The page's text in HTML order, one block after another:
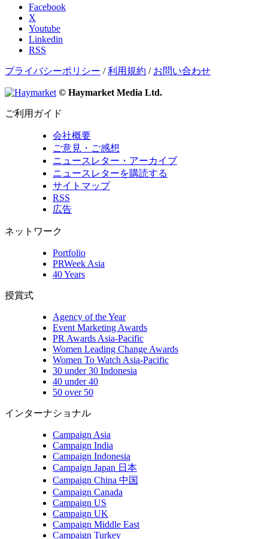
Facebook
X
Youtube
Linkedin
RSS
プライバシーポリシー /利用規約 / お問い合わせ
© Haymarket Media Ltd.
ご利用ガイド
会社概要
ご意見・ご感想
ニュースレター・アーカイブ
ニュースレターを購読する
サイトマップ
RSS
広告
ネットワーク
Portfolio
PRWeek Asia
40 Years
授賞式
Agency of the Year
Event Marketing Awards
PR Awards Asia-Pacific
Women Leading Change Awards
Women To Watch Asia-Pacific
30 under 30 Indonesia
40 under 40
50 over 50
インターナショナル
Campaign Asia
Campaign India
Campaign Indonesia
Campaign Japan 日本
Campaign China 中国
Campaign Canada
Campaign US
Campaign UK
Campaign Middle East
Campaign Turkey